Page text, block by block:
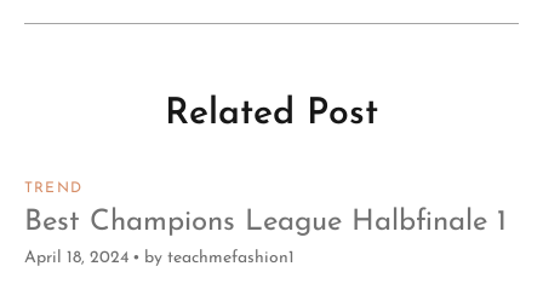
Related Post
TREND
Best Champions League Halbfinale 1
April 18, 2024 by teachmefashion1